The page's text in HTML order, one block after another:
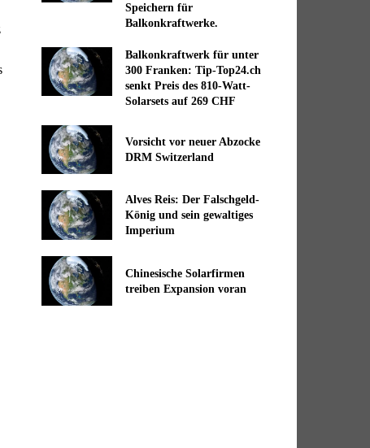
Speichern für
Balkonkraftwerke.
Balkonkraftwerk für unter
300 Franken: Tip-Top24.ch
senkt Preis des 810-Watt-
Solarsets auf 269 CHF
Vorsicht vor neuer Abzocke
DRM Switzerland
Alves Reis: Der Falschgeld-
König und sein gewaltiges
Imperium
Chinesische Solarfirmen
treiben Expansion voran